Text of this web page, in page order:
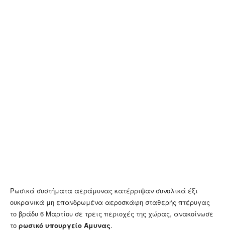
Ρωσικά συστήματα αεράμυνας κατέρριψαν συνολικά έξι
ουκρανικά μη επανδρωμένα αεροσκάφη σταθερής πτέρυγας
το βράδυ 6 Μαρτίου σε τρεις περιοχές της χώρας, ανακοίνωσε
το ρωσικό υπουργείο Άμυνας.